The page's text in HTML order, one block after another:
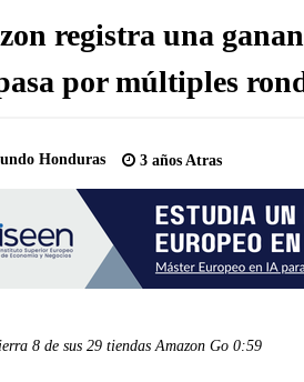
registra una
por múltiples
Honduras 3 años Atras
8 de sus 29 tiendas Amazon Go 0:59